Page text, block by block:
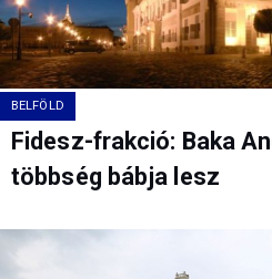
BELFÖLD
Fidesz-frakció: Baka
többség bábja lesz